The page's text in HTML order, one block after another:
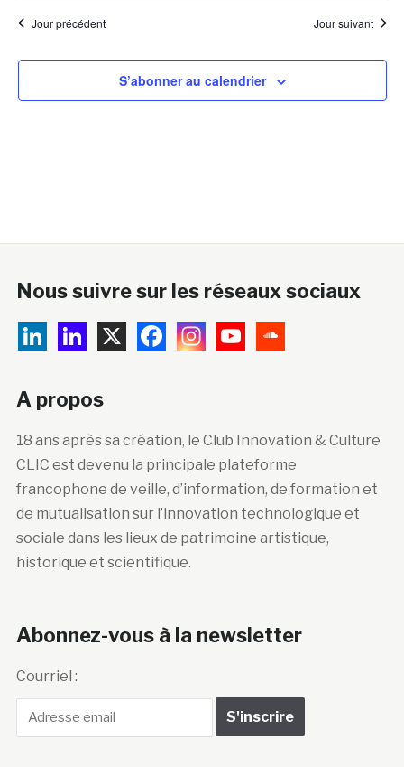
Jour précédent Jour suivant
S’abonner au calendrier
Nous suivre sur les réseaux sociaux
A propos
18 ans après sa création, le Club Innovation & Culture
CLIC est devenu la principale plateforme
francophone de veille, d’information, de formation et
de mutualisation sur l’innovation technologique et
sociale dans les lieux de patrimoine artistique,
historique et scientifique.
Abonnez-vous à la newsletter
Courriel :